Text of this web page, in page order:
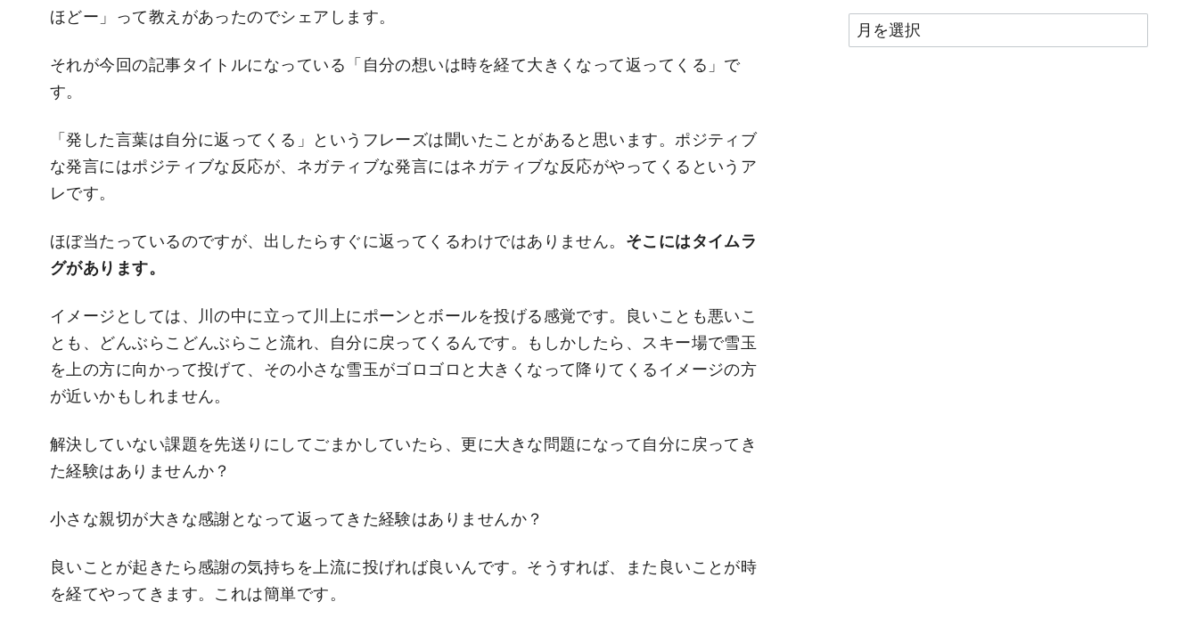
ほどー」って教えがあったのでシェアします。
それが今回の記事タイトルになっている「自分の想いは時を経て大きくなって返ってくる」で
す。
「発した言葉は自分に返ってくる」というフレーズは聞いたことがあると思います。ポジティブ
な発言にはポジティブな反応が、ネガティブな発言にはネガティブな反応がやってくるというア
レです。
ほぼ当たっているのですが、出したらすぐに返ってくるわけではありません。 そこにはタイムラ
グがあります。
イメージとしては、川の中に立って川上にポーンとボールを投げる感覚です。良いことも悪いこ
とも、どんぶらこどんぶらこと流れ、自分に戻ってくるんです。もしかしたら、スキー場で雪玉
を上の方に向かって投げて、その小さな雪玉がゴロゴロと大きくなって降りてくるイメージの方
が近いかもしれません。
解決していない課題を先送りにしてごまかしていたら、更に大きな問題になって自分に戻ってき
た経験はありませんか？
小さな親切が大きな感謝となって返ってきた経験はありませんか？
良いことが起きたら感謝の気持ちを上流に投げれば良いんです。そうすれば、また良いことが時
を経てやってきます。これは簡単です。
月
別